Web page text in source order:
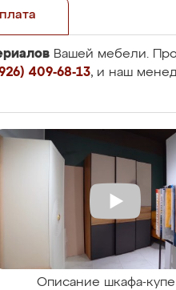
Вашей мебели.
409-68-13, и наш
Описание шкафа-